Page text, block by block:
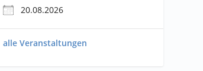
20.08.2026
alle Veranstaltungen